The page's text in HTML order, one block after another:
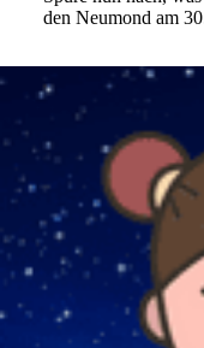
den Neu­mond am